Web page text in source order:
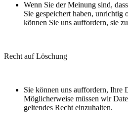
Wenn Sie der Meinung sind,
Sie gespeichert haben, unrichtig
können Sie uns auffordern, sie
Recht auf Löschung
Sie können uns auffordern, Ihre
Möglicherweise müssen wir
geltendes Recht einzuhalten.